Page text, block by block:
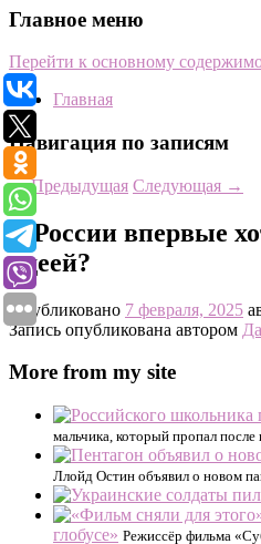
Главное меню
Перейти к основному
Главная
Навигация по записям
←Предыдущая Следующая →
В России впервые
идеей?
Опубликовано 7 февраля, 2025
Запись опубликована автором
More from my site
мальчика, который пропал
Ллойд Остин объявил о новом
глобусе» Режиссёр фильма